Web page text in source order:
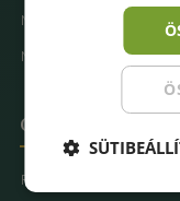
Műfűves sportpálya
Műfű játszótérre
Oldaltérkép
Főoldal